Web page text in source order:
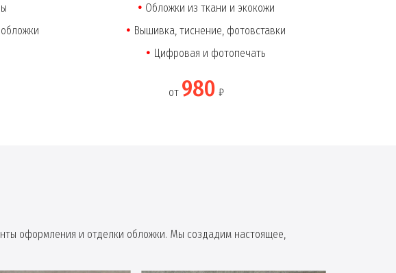
Обложки из ткани и экокожи
Вышивка, тиснение, фотовставки
Цифровая и фотопечать
от 980 ₽
оформления и отделки обложки. Мы создадим настоящее,